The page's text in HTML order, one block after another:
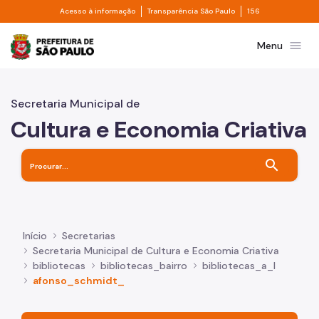
Pular para o Conteúdo principal
Acesso à informação Divisor de acesso à informação
Transparência São Paulo Divisor de
156
Prefeitura de São PauloMenu menu
Secretaria Municipal de
Cultura e Economia Criativa
search
Início
Secretarias
Secretaria Municipal de Cultura e Economia Criativa
bibliotecas
bibliotecas_bairro
bibliotecas_a_l
afonso_schmidt_